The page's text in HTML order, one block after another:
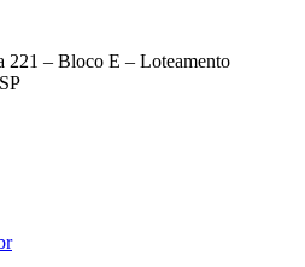
221 – Bloco E – Loteamento